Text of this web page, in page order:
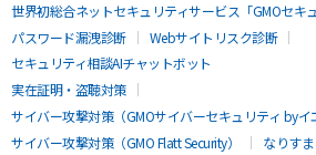
世界初総合ネットセキュリティサービス「GMOセキュ
パスワード漏洩診断
Webサイトリスク診断
セキュリティ相談AIチャットボット
実在証明・盗聴対策
サイバー攻撃対策（GMOサイバーセキュリティ byイ
サイバー攻撃対策（GMO Flatt Security）
なりす